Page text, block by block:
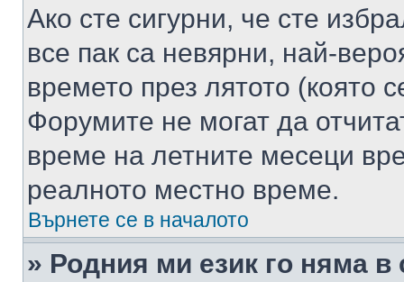
Ако сте сигурни, че сте
все пак са невярни, най-
времето през лятото (която
Форумите не могат да
време на летните месеци
реалното местно време.
Върнете се в началото
» Родния ми език го няма в